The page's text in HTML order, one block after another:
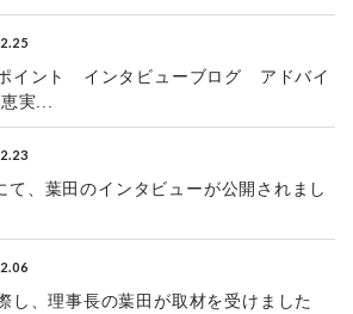
イント インタビューブログ アドバイ
実...
、葉田のインタビューが公開されまし
し、理事長の葉田が取材を受けました